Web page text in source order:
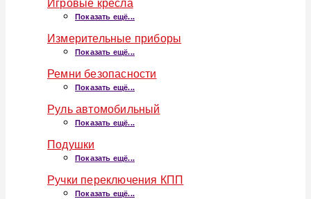
Игровые кресла
Показать ещё...
Измерительные приборы
Показать ещё...
Ремни безопасности
Показать ещё...
Руль автомобильный
Показать ещё...
Подушки
Показать ещё...
Ручки переключения КПП
Показать ещё...